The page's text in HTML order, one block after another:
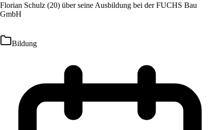
Florian Schulz (20) über seine Ausbildung bei der FUCHS Bau
GmbH
Bildung